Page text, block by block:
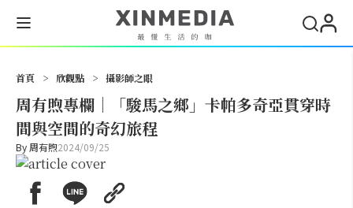
首頁 > 欣觀點 > 攝影師之眼
周有煦專欄｜「駿馬之鄉」卡帕多奇亞貫穿時
間與空間的奇幻旅程
By 周有煦2024/09/25